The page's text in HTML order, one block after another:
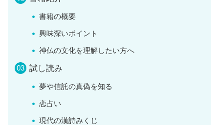
書籍の概要
興味深いポイント
神仏の文化を理解したい方へ
試し読み
夢や信託の真偽を知る
恋占い
現代の漢詩みくじ